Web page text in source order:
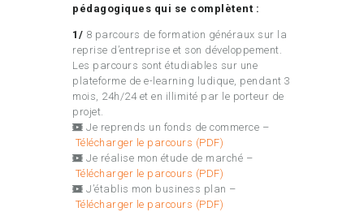
pédagogiques qui se complètent :
1/ 8 parcours de formation généraux sur la
reprise d’entreprise et son développement.
Les parcours sont étudiables sur une
plateforme de e-learning ludique, pendant 3
mois, 24h/24 et en illimité par le porteur de
projet.
Je reprends un fonds de commerce –
Télécharger le parcours (PDF)
Je réalise mon étude de marché –
Télécharger le parcours (PDF)
J’établis mon business plan –
Télécharger le parcours (PDF)